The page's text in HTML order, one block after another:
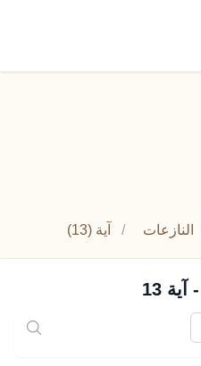
النازعات / آية (13)
13